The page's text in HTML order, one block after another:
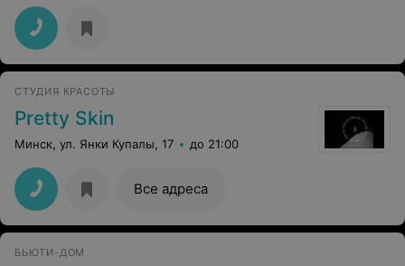
СТУДИЯ КРАСОТЫ
Pretty Skin
Минск, ул. Янки Купалы, 17 до 21:00
Все адреса
БЬЮТИ-ДОМ